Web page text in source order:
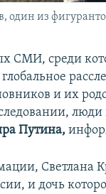
один из
СМИ, среди
глобальное
и их
Путина,
Светлана
и дочь